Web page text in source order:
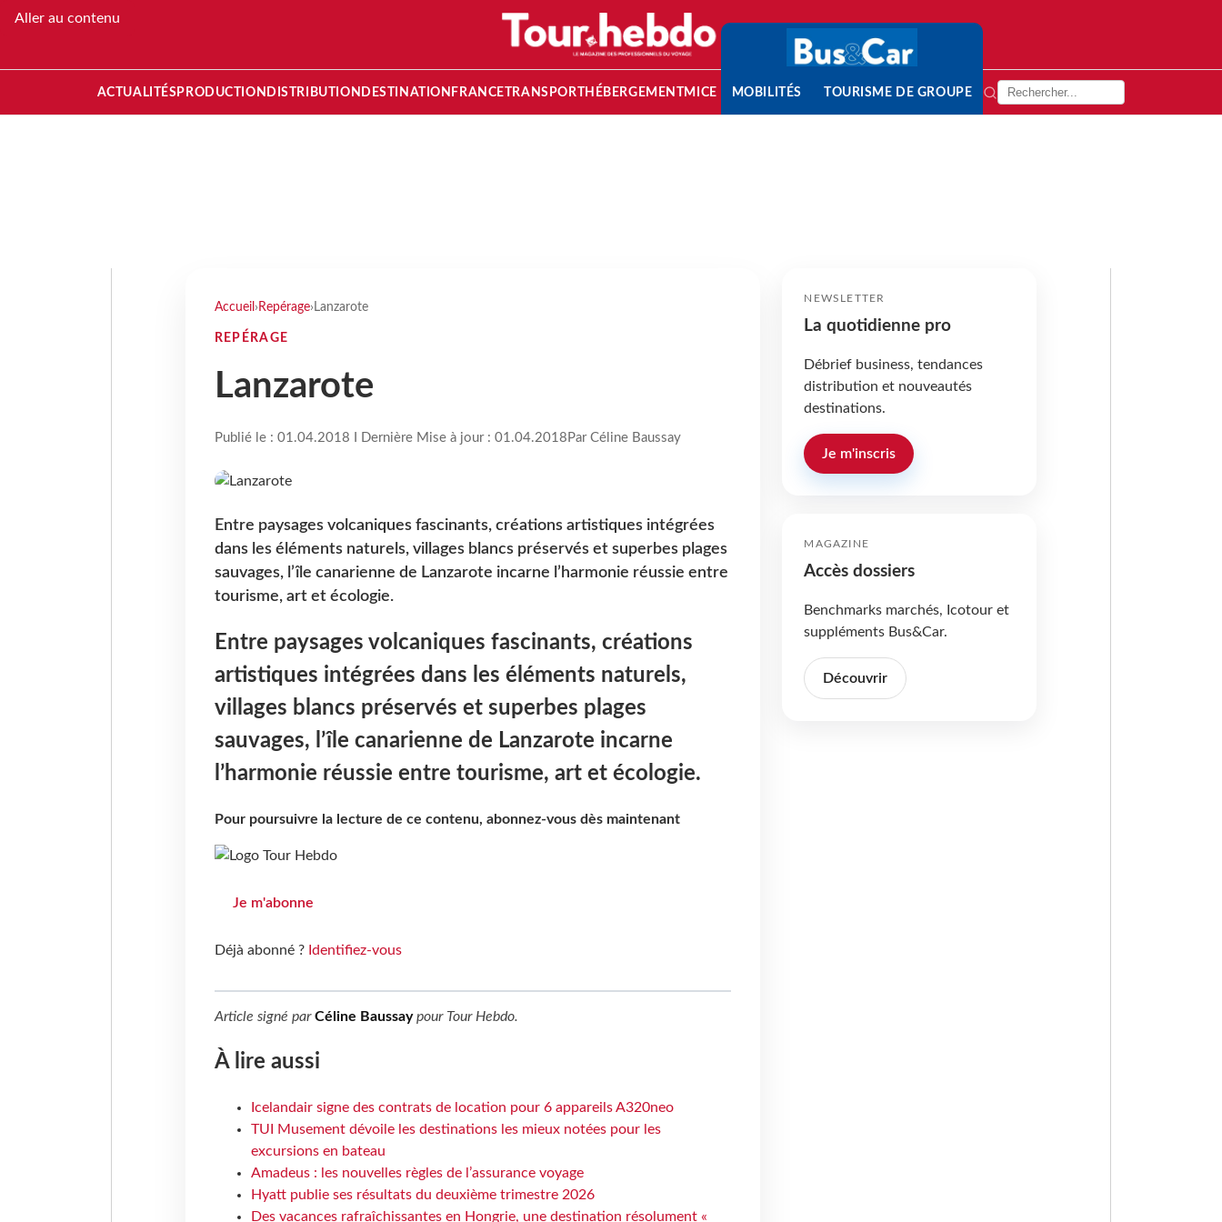
Aller au contenu
ACTUALITÉS PRODUCTION DISTRIBUTION DESTINATION FRANCETRANSPORT HÉBERGEMENTMICE MOBILITÉS TOURISME DE GROUPE
Accueil › Repérage› Lanzarote
REPÉRAGE
Lanzarote
Publié le : 01.04.2018 I Dernière Mise à jour : 01.04.2018 Par Céline Baussay
Entre paysages volcaniques fascinants, créations artistiques intégrées
dans les éléments naturels, villages blancs préservés et superbes plages
sauvages, l’île canarienne de Lanzarote incarne l’harmonie réussie entre
tourisme, art et écologie.
Entre paysages volcaniques fascinants, créations
artistiques intégrées dans les éléments naturels,
villages blancs préservés et superbes plages
sauvages, l’île canarienne de Lanzarote incarne
l’harmonie réussie entre tourisme, art et écologie.
Pour poursuivre la lecture de ce contenu, abonnez-vous dès maintenant
Je m'abonne
Déjà abonné ? Identifiez-vous
Article signé parCéline Baussaypour Tour Hebdo.
À lire aussi
Icelandair signe des contrats de location pour 6 appareils A320neo
TUI Musement dévoile les destinations les mieux notées pour les
excursions en bateau
Amadeus : les nouvelles règles de l’assurance voyage
Hyatt publie ses résultats du deuxième trimestre 2026
Des vacances rafraîchissantes en Hongrie, une destination résolument «
NEWSLETTER
La quotidienne pro
Débrief business, tendances
distribution et nouveautés
destinations.
Je m'inscris
MAGAZINE
Accès dossiers
Benchmarks marchés, Icotour et
suppléments Bus&Car.
Découvrir